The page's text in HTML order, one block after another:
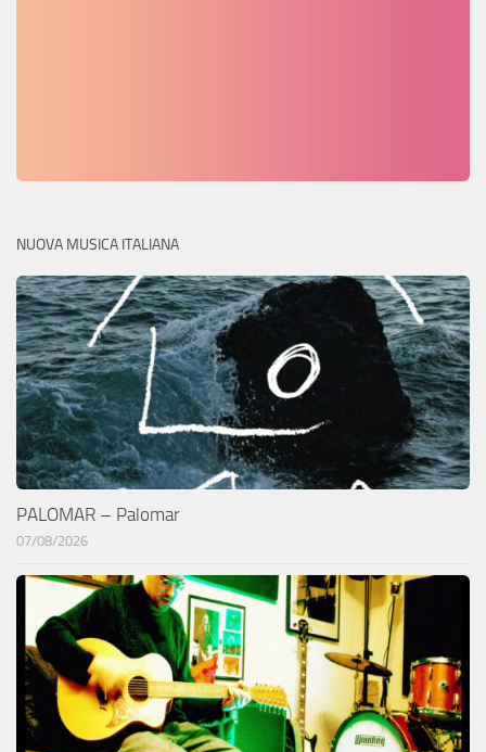
NUOVA MUSICA ITALIANA
PALOMAR – Palomar
07/08/2026